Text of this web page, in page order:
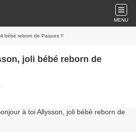
MENU
bébé reborn de Paques !!
joli bébé reborn de